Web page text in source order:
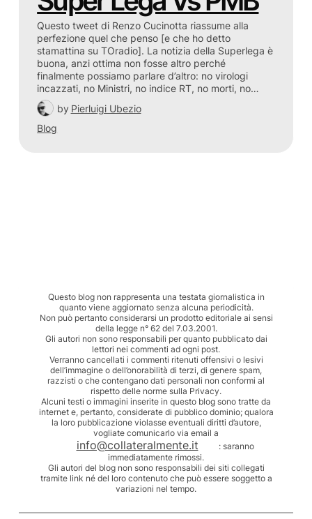
Questo tweet di Renzo Cucinotta riassume alla
perfezione quel che penso [e che ho detto
stamattina su TOradio]. La notizia della Superlega è
buona, anzi ottima non fosse altro perché
finalmente possiamo parlare d’altro: no virologi
incazzati, no Ministri, no indice RT, no morti, no…
by Pierluigi Ubezio
Blog
Questo blog non rappresenta una testata giornalistica in
quanto viene aggiornato senza alcuna periodicità.
Non può pertanto considerarsi un prodotto editoriale ai sensi
della legge n° 62 del 7.03.2001.
Gli autori non sono responsabili per quanto pubblicato dai
lettori nei commenti ad ogni post.
Verranno cancellati i commenti ritenuti offensivi o lesivi
dell’immagine o dell’onorabilità di terzi, di genere spam,
razzisti o che contengano dati personali non conformi al
rispetto delle norme sulla Privacy.
Alcuni testi o immagini inserite in questo blog sono tratte da
internet e, pertanto, considerate di pubblico dominio; qualora
la loro pubblicazione violasse eventuali diritti d’autore,
vogliate comunicarlo via email a
info@collateralmente.it
: saranno
immediatamente rimossi.
Gli autori del blog non sono responsabili dei siti collegati
tramite link né del loro contenuto che può essere soggetto a
variazioni nel tempo.